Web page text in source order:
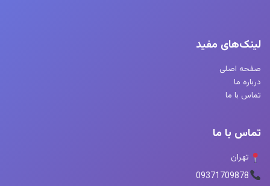
لینک‌های مفید
صفحه اصلی
درباره ما
تماس با ما
تماس با ما
تهران
09371709878